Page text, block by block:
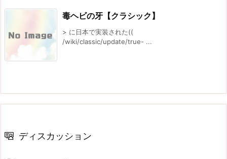
毒ヘビの牙【クラシック】
> に日本で実装された((
/wiki/classic/update/true- ...
ディスカッション